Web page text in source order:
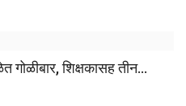
शिक्षकासह तीन...